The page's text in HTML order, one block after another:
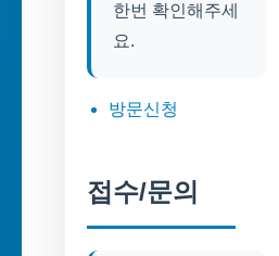
한번 확인해주세
방문신청
접수/문의